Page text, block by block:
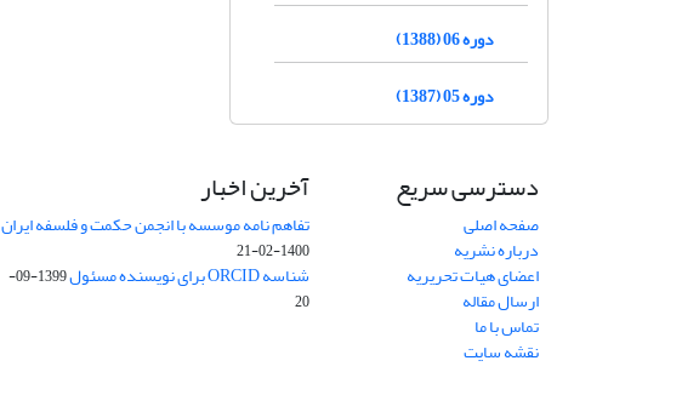
دوره 06 (1388)
دوره 05 (1387)
دسترسی سریع
صفحه اصلی
درباره نشریه
اعضای هیات تحریریه
ارسال مقاله
تماس با ما
نقشه سایت
آخرین اخبار
تفاهم نامه موسسه با انجمن حکمت و فلسفه ایران
1400-02-21
شناسه ORCID برای نویسنده مسئول
1399-09-
20